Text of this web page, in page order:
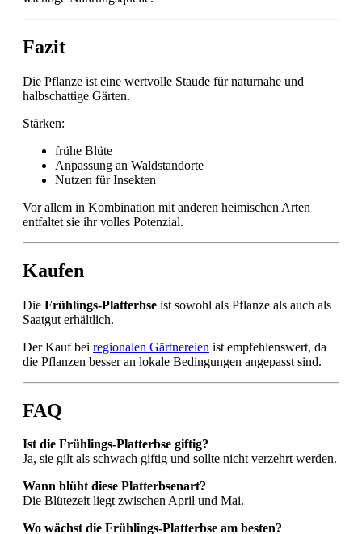
Fazit
Die Pflanze ist eine wertvolle Staude für naturnahe und
halbschattige Gärten.
Stärken:
frühe Blüte
Anpassung an Waldstandorte
Nutzen für Insekten
Vor allem in Kombination mit anderen heimischen Arten
entfaltet sie ihr volles Potenzial.
Kaufen
Die Frühlings-Platterbse ist sowohl als Pflanze als auch als
Saatgut erhältlich.
Der Kauf bei regionalen Gärtnereien ist empfehlenswert, da
die Pflanzen besser an lokale Bedingungen angepasst sind.
FAQ
Ist die Frühlings-Platterbse giftig?
Ja, sie gilt als schwach giftig und sollte nicht verzehrt werden.
Wann blüht diese Platterbsenart?
Die Blütezeit liegt zwischen April und Mai.
Wo wächst die Frühlings-Platterbse am besten?